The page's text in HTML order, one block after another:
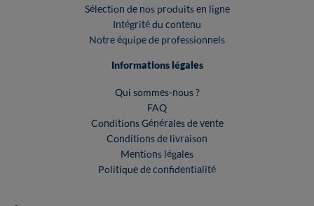
Sélection de nos produits en ligne
Intégrité du contenu
Notre équipe de professionnels
Informations légales
Qui sommes-nous ?
FAQ
Conditions Générales de vente
Conditions de livraison
Mentions légales
Politique de confidentialité